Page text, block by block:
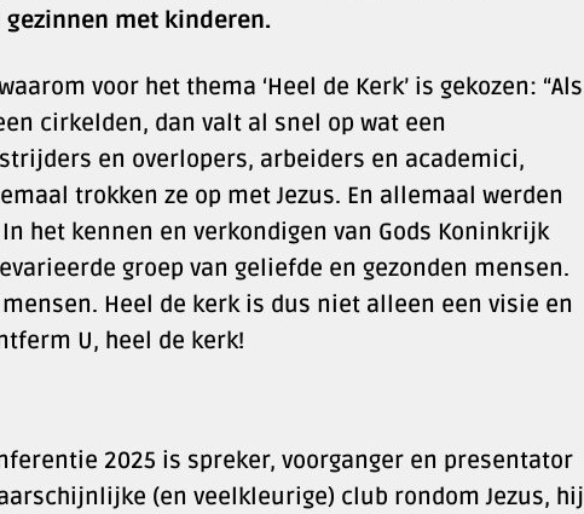
gezinnen met kinderen.
voor het thema ‘Heel de Kerk’ is gekozen: “Als
cirkelden, dan valt al snel op wat een
en overlopers, arbeiders en academici,
trokken ze op met Jezus. En allemaal werden
het kennen en verkondigen van Gods Koninkrijk
groep van geliefde en gezonden mensen.
Heel de kerk is dus niet alleen een visie en
U, heel de kerk!
2025 is spreker, voorganger en presentator
(en veelkleurige) club rondom Jezus, hij